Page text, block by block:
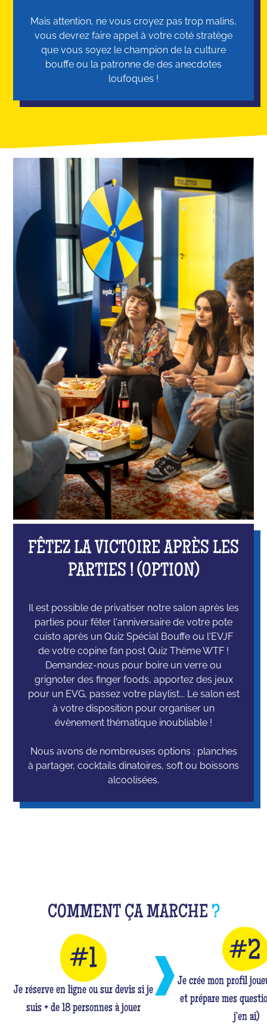
Mais attention, ne vous croyez pas trop malins,
vous devrez faire appel à votre coté stratège
que vous soyez le champion de la culture
bouffe ou la patronne de des anecdotes
loufoques !
FÊTEZ LA VICTOIRE APRÈS LES
PARTIES ! (OPTION)
Il est possible de privatiser notre salon après les
parties pour fêter l'anniversaire de votre pote
cuisto après un Quiz Spécial Bouffe ou l'EVJF
de votre copine fan post Quiz Thème WTF !
Demandez-nous pour boire un verre ou
grignoter des finger foods, apportez des jeux
pour un EVG, passez votre playlist... Le salon est
à votre disposition pour organiser un
évènement thématique inoubliable !
Nous avons de nombreuses options : planches
à partager, cocktails dinatoires, soft ou boissons
alcoolisées.
COMMENT ÇA MARCHE ?
Je réserve en ligne ou sur devis si je
suis + de 18 personnes à jouer
Je crée mon profil
et prépare mes
j'en ai)